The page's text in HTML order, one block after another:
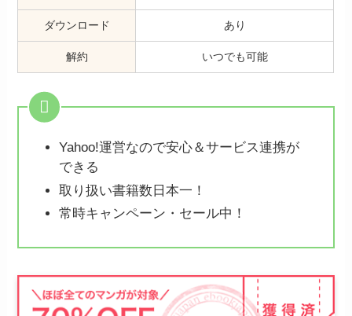
ダウンロード あり
解約 いつでも可能
Yahoo!運営なので安心＆サービス連携が
できる
取り扱い書籍数日本一！
常時キャンペーン・セール中！